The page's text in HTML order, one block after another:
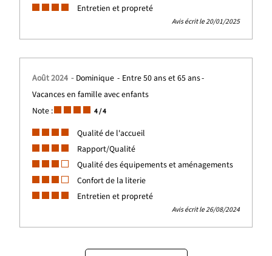
Entretien et propreté
Avis écrit le 20/01/2025
Août 2024 Dominique
Entre 50 ans et 65 ans
Vacances en famille avec enfants
Note :
4/ 4
Qualité de l'accueil
Rapport/Qualité
Qualité des équipements et aménagements
Confort de la literie
Entretien et propreté
Avis écrit le 26/08/2024